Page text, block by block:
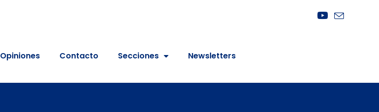
Opiniones Contacto Secciones Newsletters